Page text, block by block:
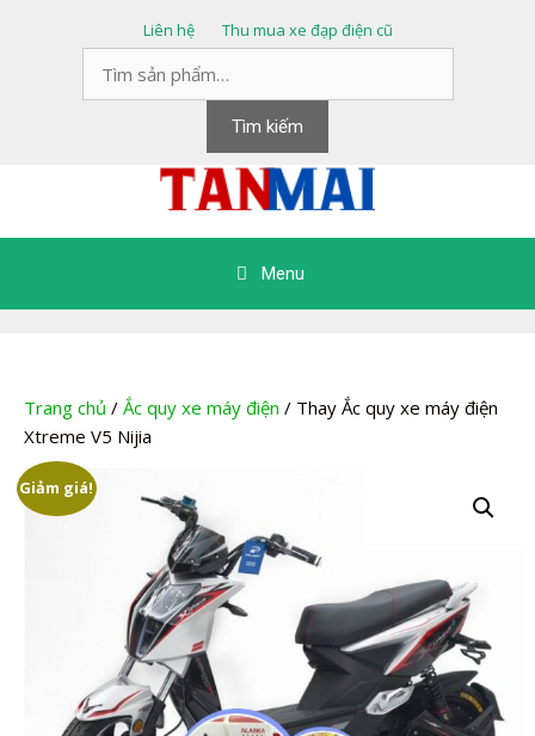
Liên hệ
Thu mua xe đạp điện cũ
kiếm:
Tìm kiếm
Menu
Trang chủ / Ắc quy xe máy điện / Thay Ắc quy xe máy điện
Xtreme V5 Nijia
Giảm giá!